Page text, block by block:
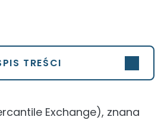
TREŚCI
Exchange), znana